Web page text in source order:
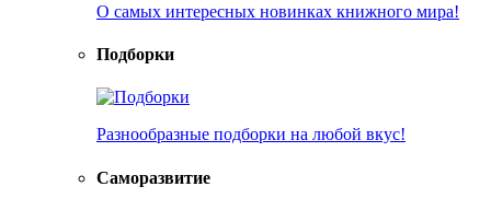
О самых интересных новинках книжного мира!
Подборки
Разнообразные подборки на любой вкус!
Саморазвитие